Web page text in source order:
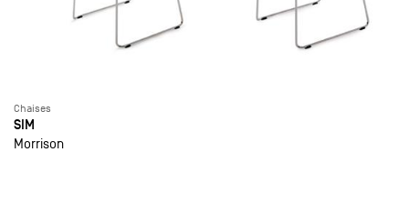
Chaises
SIM
Morrison